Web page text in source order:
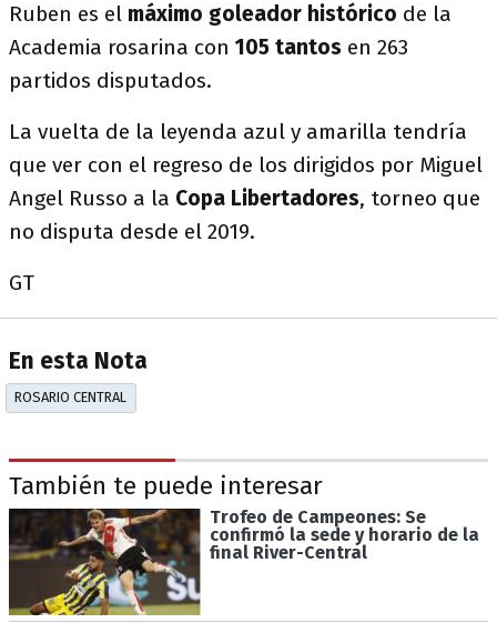
Ruben es el máximo goleador histórico de la
Academia rosarina con 105 tantos en 263
partidos disputados.
La vuelta de la leyenda azul y amarilla tendría
que ver con el regreso de los dirigidos por Miguel
Angel Russo a la Copa Libertadores, torneo que
no disputa desde el 2019.
GT
En esta Nota
ROSARIO CENTRAL
También te puede interesar
Trofeo de Campeones: Se
confirmó la sede y horario de la
final River-Central